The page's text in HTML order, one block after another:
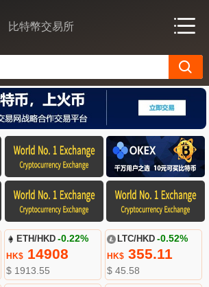
比特幣交易所
ETH/HKD -0.22%
HK$ 14908
$ 1913.55
LTC/HKD -0.52%
HK$355.11
$ 45.58